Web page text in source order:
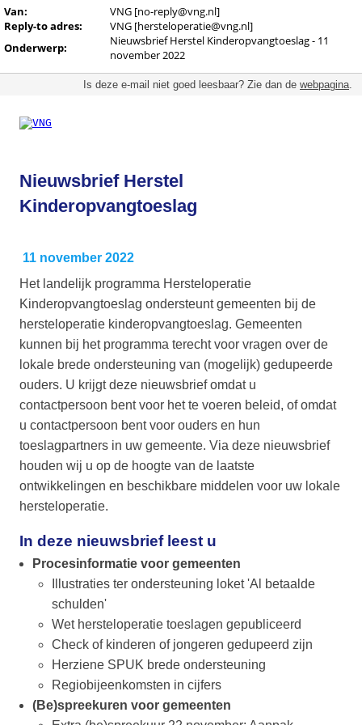
Van:
VNG [no-reply@vng.nl]
Reply-to adres:
VNG [hersteloperatie@vng.nl]
Onderwerp:
Nieuwsbrief Herstel Kinderopvangtoeslag - 11
november 2022